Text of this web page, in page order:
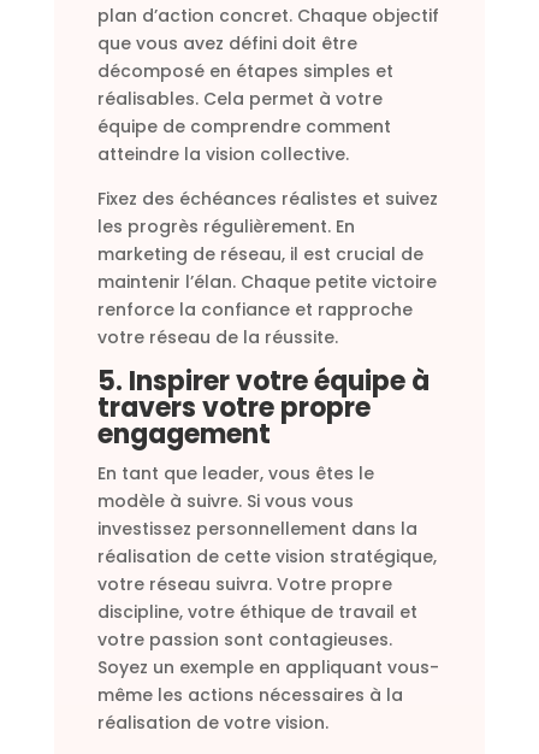
plan d’action concret. Chaque objectif
que vous avez défini doit être
décomposé en étapes simples et
réalisables. Cela permet à votre
équipe de comprendre comment
atteindre la vision collective.
Fixez des échéances réalistes et suivez
les progrès régulièrement. En
marketing de réseau, il est crucial de
maintenir l’élan. Chaque petite victoire
renforce la confiance et rapproche
votre réseau de la réussite.
5. Inspirer votre équipe à
travers votre propre
engagement
En tant que leader, vous êtes le
modèle à suivre. Si vous vous
investissez personnellement dans la
réalisation de cette vision stratégique,
votre réseau suivra. Votre propre
discipline, votre éthique de travail et
votre passion sont contagieuses.
Soyez un exemple en appliquant vous-
même les actions nécessaires à la
réalisation de votre vision.